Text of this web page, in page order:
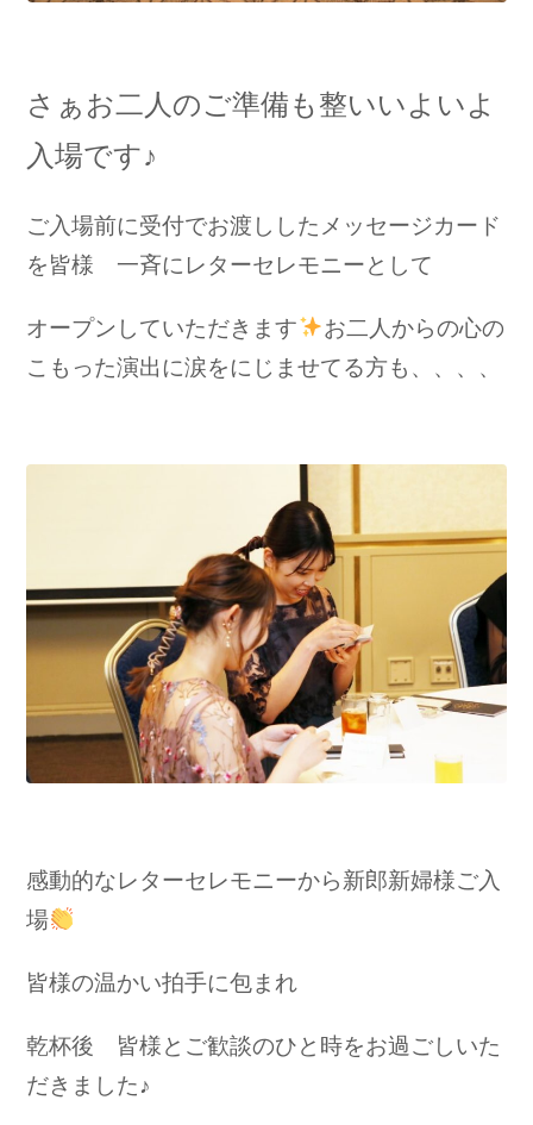
さぁお二人のご準備も整いいよいよ
入場です♪
ご入場前に受付でお渡ししたメッセージカード
を皆様 一斉にレターセレモニーとして
オープンしていただきます
お二人からの心の
こもった演出に涙をにじませてる方も、、、、
感動的なレターセレモニーから新郎新婦様ご入
場
皆様の温かい拍手に包まれ
乾杯後 皆様とご歓談のひと時をお過ごしいた
だきました♪